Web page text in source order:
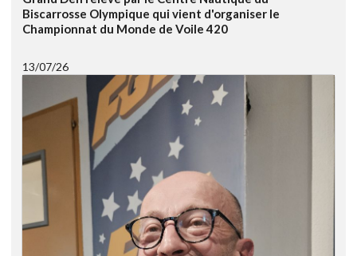
Biscarrosse Olympique qui vient d'organiser le
Championnat du Monde de Voile 420
13/07/26